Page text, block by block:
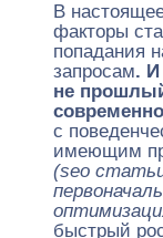
В
факторы
попадания
запросам. И
не
с
имеющим
(seo
быстрый